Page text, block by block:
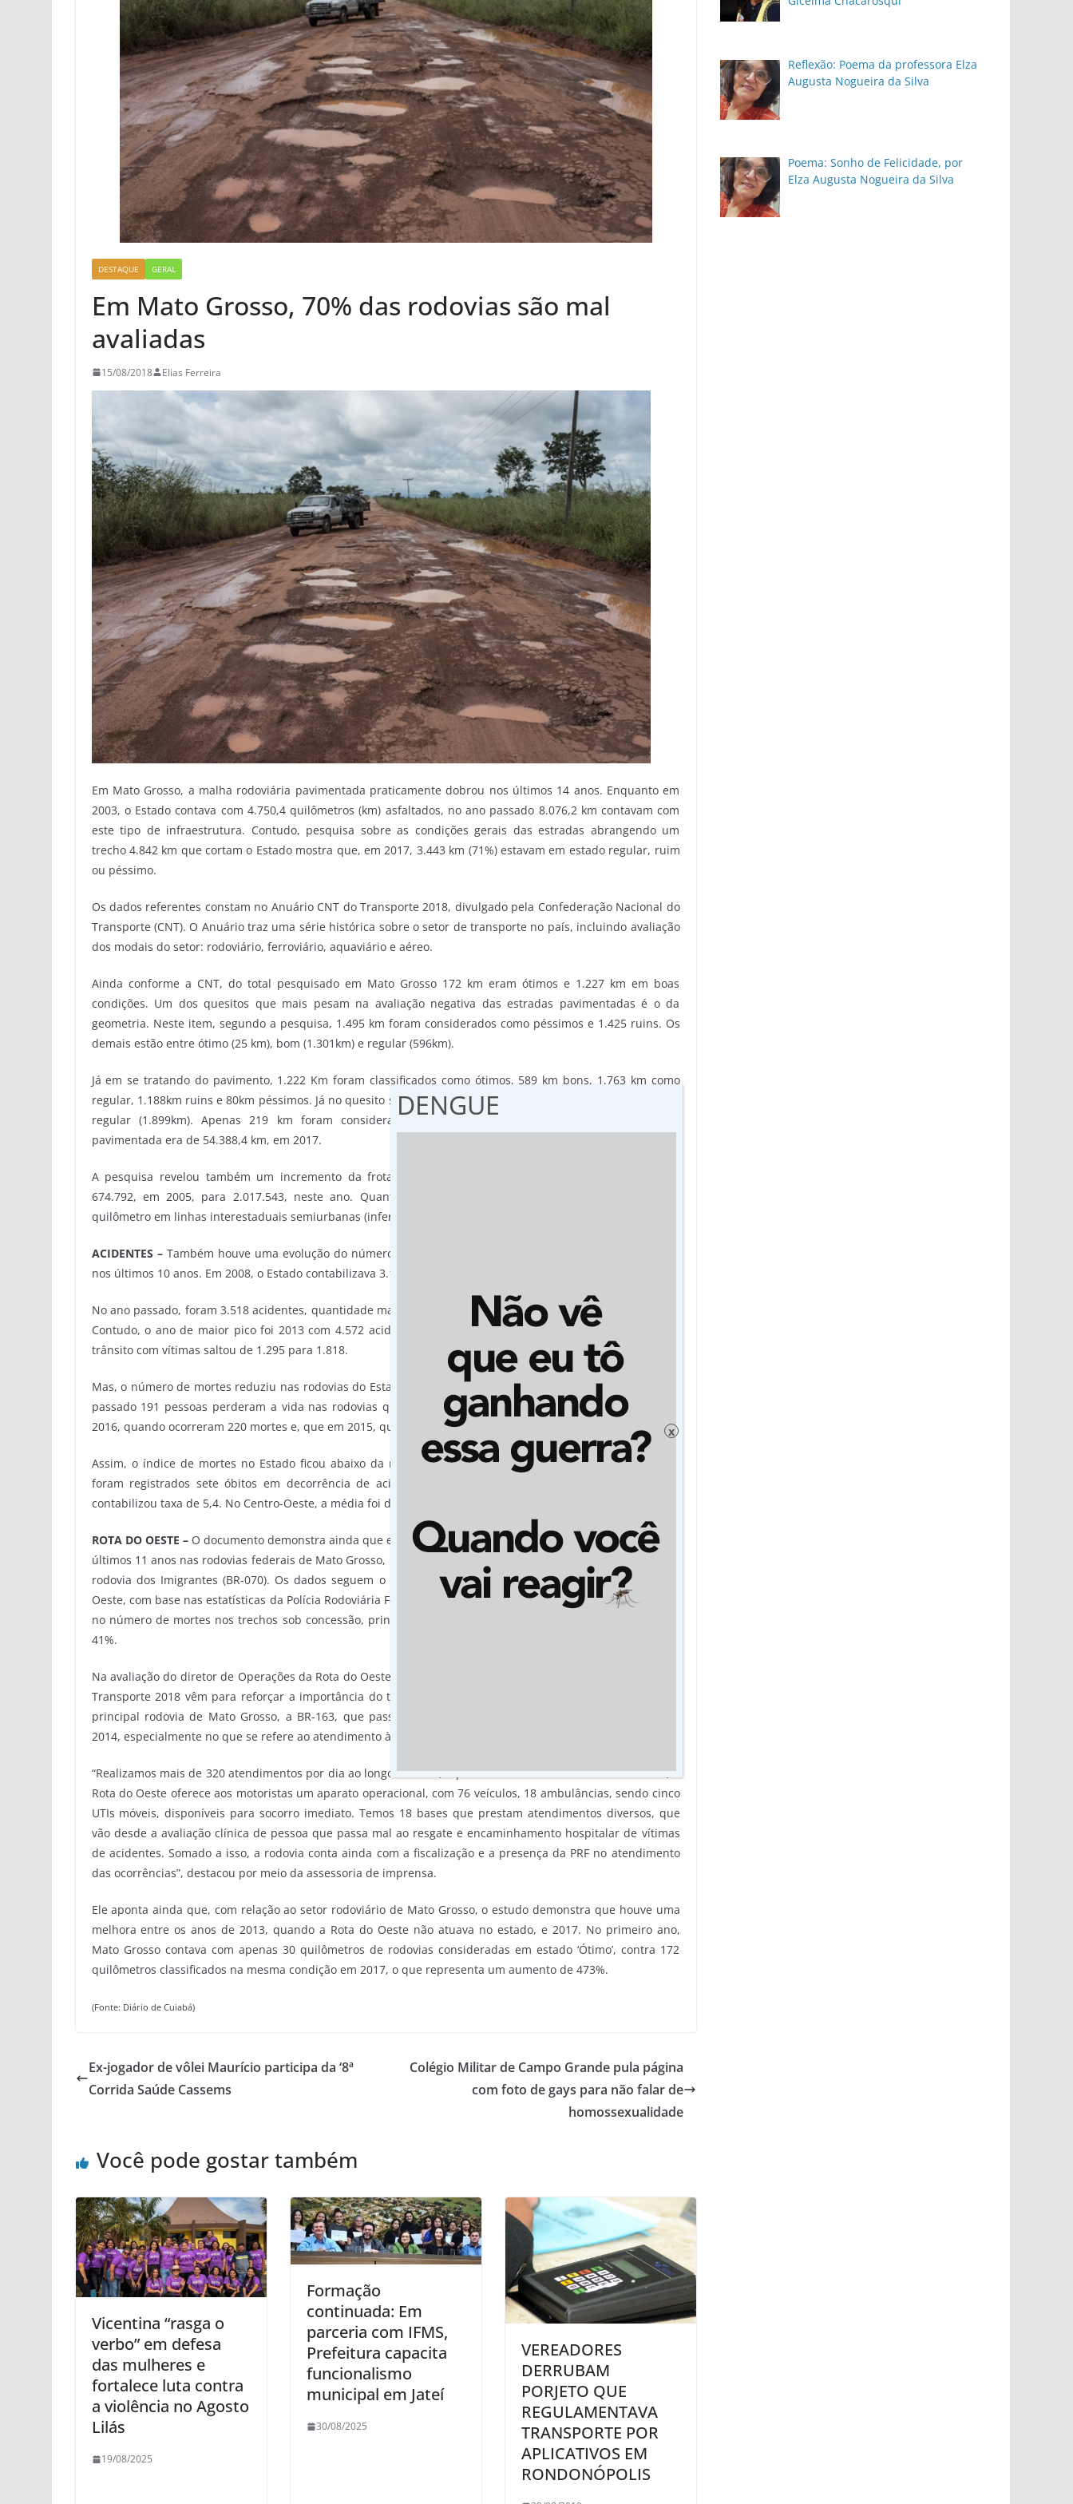
DESTAQUE GERAL
Em Mato Grosso, 70% das rodovias são mal
avaliadas
15/08/2018 Elias Ferreira
Em Mato Grosso, a malha rodoviária pavimentada praticamente dobrou nos últimos 14 anos. Enquanto em
2003, o Estado contava com 4.750,4 quilômetros (km) asfaltados, no ano passado 8.076,2 km contavam com
este tipo de infraestrutura. Contudo, pesquisa sobre as condições gerais das estradas abrangendo um
trecho 4.842 km que cortam o Estado mostra que, em 2017, 3.443 km (71%) estavam em estado regular, ruim
ou péssimo.
Os dados referentes constam no Anuário CNT do Transporte 2018, divulgado pela Confederação Nacional do
Transporte (CNT). O Anuário traz uma série histórica sobre o setor de transporte no país, incluindo avaliação
dos modais do setor: rodoviário, ferroviário, aquaviário e aéreo.
Ainda conforme a CNT, do total pesquisado em Mato Grosso 172 km eram ótimos e 1.227 km em boas
condições. Um dos quesitos que mais pesam na avaliação negativa das estradas pavimentadas é o da
geometria. Neste item, segundo a pesquisa, 1.495 km foram considerados como péssimos e 1.425 ruins. Os
demais estão entre ótimo (25 km), bom (1.301km) e regular (596km).
Já em se tratando do pavimento, 1.222 Km foram classificados como ótimos, 589 km bons, 1.763 km como
regular, 1.188km ruins e 80km péssimos. Já no quesito sinalização, a maior parte ficou entre bom (1.457km) e
regular (1.899km). Apenas 219 km foram considerados ótimos. Já a malha rodoviária estadual não
pavimentada era de 54.388,4 km, em 2017.
A pesquisa revelou também um incremento da frota de veículos no Estado, onde o número saltou de
674.792, em 2005, para 2.017.543, neste ano. Quanto a quantidade de passageiros transportados por
quilômetro em linhas interestaduais semiurbanas (inferiores a 75 km) foram 472.499 usuários.
ACIDENTES –Também houve uma evolução do número total de acidentes de trânsito em rodovias federais,
nos últimos 10 anos. Em 2008, o Estado contabilizava 3.110 sinistros.
No ano passado, foram 3.518 acidentes, quantidade maior que a registrada em 2016, com 3.260 ocorrências.
Contudo, o ano de maior pico foi 2013 com 4.572 acidentes. No mesmo período, o número de sinistros de
trânsito com vítimas saltou de 1.295 para 1.818.
Mas, o número de mortes reduziu nas rodovias do Estado. Enquanto em 2008, ocorreram 233 óbitos, no ano
passado 191 pessoas perderam a vida nas rodovias que cortam Mato Grosso. O número é menor que em
2016, quando ocorreram 220 mortes e, que em 2015, que teve 282 óbitos.
Assim, o índice de mortes no Estado ficou abaixo da média nacional e regional em 2017. Em todo o país,
foram registrados sete óbitos em decorrência de acidentes por 100 mil habitantes, enquanto o estado
contabilizou taxa de 5,4. No Centro-Oeste, a média foi de 6,8.
ROTA DO OESTE –O documento demonstra ainda que em 2017 foi registrado o menor número de mortes dos
últimos 11 anos nas rodovias federais de Mato Grosso, incluindo o trecho sob concessão da BR-163, BR-364 e
rodovia dos Imigrantes (BR-070). Os dados seguem o levantamento realizado pela Concessionária Rota do
Oeste, com base nas estatísticas da Polícia Rodoviária Federal (PRF), que demonstra uma redução importante
no número de mortes nos trechos sob concessão, principalmente entre os anos de 2013 e 2017, que foi de
41%.
Na avaliação do diretor de Operações da Rota do Oeste, Fernando Milléo, as informações do Anuário CNT do
Transporte 2018 vêm para reforçar a importância do trabalho realizado pela Concessionária e pela PRF na
principal rodovia de Mato Grosso, a BR-163, que passou a contar com estrutura diferenciada a partir de
2014, especialmente no que se refere ao atendimento às vítimas.
“Realizamos mais de 320 atendimentos por dia ao longo dos 850,9 quilômetros sob concessão. Atualmente, a
Rota do Oeste oferece aos motoristas um aparato operacional, com 76 veículos, 18 ambulâncias, sendo cinco
UTIs móveis, disponíveis para socorro imediato. Temos 18 bases que prestam atendimentos diversos, que
vão desde a avaliação clínica de pessoa que passa mal ao resgate e encaminhamento hospitalar de vítimas
de acidentes. Somado a isso, a rodovia conta ainda com a fiscalização e a presença da PRF no atendimento
das ocorrências”, destacou por meio da assessoria de imprensa.
Ele aponta ainda que, com relação ao setor rodoviário de Mato Grosso, o estudo demonstra que houve uma
melhora entre os anos de 2013, quando a Rota do Oeste não atuava no estado, e 2017. No primeiro ano,
Mato Grosso contava com apenas 30 quilômetros de rodovias consideradas em estado ‘Ótimo’, contra 172
quilômetros classificados na mesma condição em 2017, o que representa um aumento de 473%.
(Fonte: Diário de Cuiabá)
Ex-jogador de vôlei Maurício participa da ‘8ª
Corrida Saúde Cassems
Colégio Militar de Campo Grande pula página
com foto de gays para não falar de
homossexualidade
Você pode gostar também
Vicentina “rasga o
verbo” em defesa
das mulheres e
fortalece luta contra
a violência no Agosto
Lilás
19/08/2025
Formação
continuada: Em
parceria com IFMS,
Prefeitura capacita
funcionalismo
municipal em Jateí
30/08/2025
VEREADORES
DERRUBAM
PORJETO QUE
REGULAMENTAVA
TRANSPORTE POR
APLICATIVOS EM
RONDONÓPOLIS
Reflexão: Poema da professora Elza
Augusta Nogueira da Silva
Poema: Sonho de Felicidade, por
Elza Augusta Nogueira da Silva
DENGUE
x